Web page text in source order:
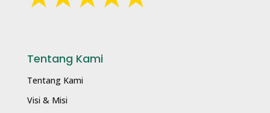
Tentang Kami
Tentang Kami
Visi & Misi